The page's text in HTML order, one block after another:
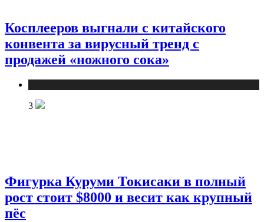
Косплееров выгнали с китайского
конвента за вирусный тренд с
продажей «ножного сока»
3
Фигурка Куруми Токисаки в полный
рост стоит $8000 и весит как крупный
пёс